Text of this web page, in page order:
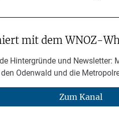
mit dem WNOZ-
Hintergründe und Newsletter:
Odenwald und die
Zum Kanal